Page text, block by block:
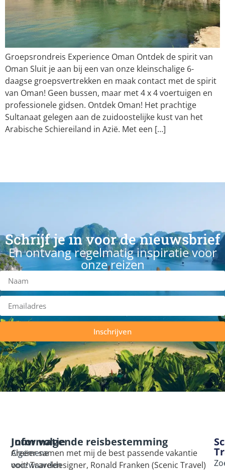
Groepsrondreis Experience Oman Ontdek de spirit van
Oman Sluit je aan bij een van onze kleinschalige 6-
daagse groepsvertrekken en maak contact met de spirit
van Oman! Geen bussen, maar met 4 x 4 voertuigen en
professionele gidsen. Ontdek Oman! Het prachtige
Sultanaat gelegen aan de zuidoostelijke kust van het
Arabische Schiereiland in Azië. Met een […]
Schrijf je in voor de nieuwsbrief
En ontvang regelmatig inspiratie voor
onze reizen
Inschrijven
Informatie
Algemene
voorwaarden
Jouw volgende reisbestemming
Creëer samen met mij de best passende vakantie
ooit! Traveldesigner, Ronald Franken (Scenic Travel)